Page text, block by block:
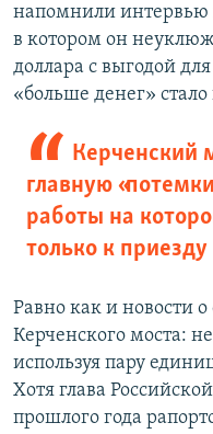
напомнили
в котором он
доллара с выгодой
«больше денег»
Керченский
главную
работы на
только к
Равно как и новости о
Керченского моста:
используя пару
Хотя глава
прошлого года